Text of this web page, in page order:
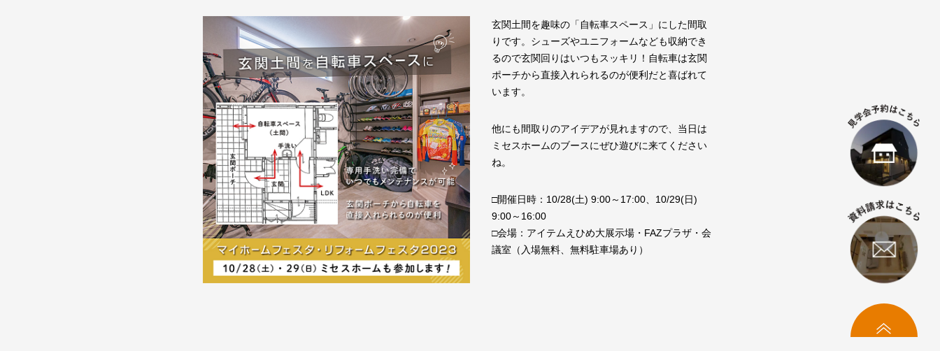
玄関土間を趣味の「自転車スペース」にした間取
りです。シューズやユニフォームなども収納でき
るので玄関回りはいつもスッキリ！自転車は玄関
ポーチから直接入れられるのが便利だと喜ばれて
います。
他にも間取りのアイデアが見れますので、当日は
ミセスホームのブースにぜひ遊びに来てください
ね。
□開催日時：10/28(土) 9:00～17:00、10/29(日)
9:00～16:00
□会場：アイテムえひめ大展示場・FAZプラザ・会
議室（入場無料、無料駐車場あり）